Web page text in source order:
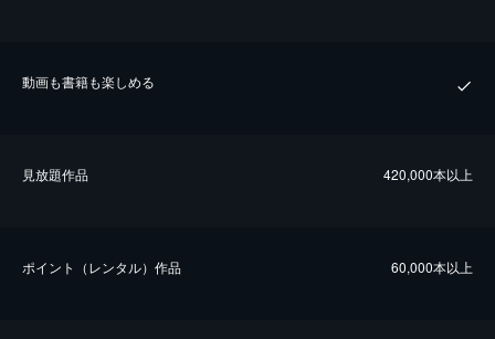
動画も書籍も楽しめる
⾒放題作品 420,000本以上
ポイント（レンタル）作品 60,000本以上